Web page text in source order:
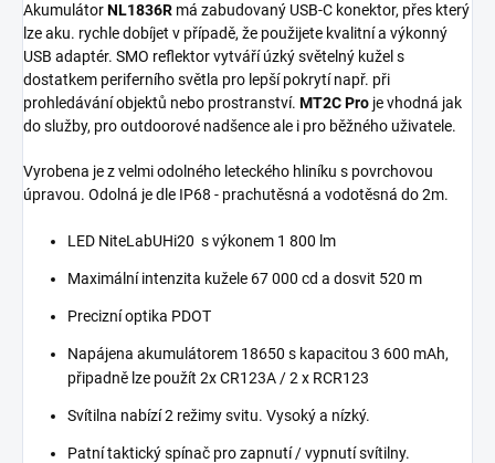
AkumulátorNL1836R má zabudovaný USB-C konektor, přes který
lze aku. rychle dobíjet v případě, že použijete kvalitní a výkonný
USB adaptér. SMO reflektor vytváří úzký světelný kužel s
dostatkem periferního světla pro lepší pokrytí např. při
prohledávání objektů nebo prostranství. MT2C Pro je vhodná jak
do služby, pro outdoorové nadšence ale i pro běžného uživatele.
Vyrobena je z velmi odolného leteckého hliníku s povrchovou
úpravou. Odolná je dle IP68 - prachutěsná a vodotěsná do 2m.
LED NiteLabUHi20 s výkonem 1 800 lm
Maximální intenzita kužele 67 000 cd a dosvit 520 m
Precizní optika PDOT
Napájena akumulátorem 18650 s kapacitou 3 600 mAh,
připadně lze použít 2x CR123A / 2 x RCR123
Svítilna nabízí 2 režimy svitu. Vysoký a nízký.
Patní taktický spínač pro zapnutí / vypnutí svítilny.